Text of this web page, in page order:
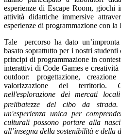
esperienze di Escape Room, giochi
attività didattiche immersive
esperienze di programmazione con la
Tale
percorso ha dato
basato soprattutto per i nostri
principi di programmazione in
interattivi di Code Games e
outdoor: progettazione,
valorizzazione del territorio.
nell'esplorazione dei mercati
prelibatezze del cibo da
un'esperienza unica per
culturali possono portare alla
all’insegna della sostenibilità e della